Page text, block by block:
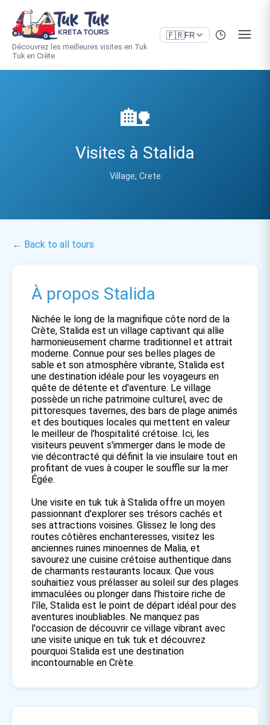
Découvrez les meilleures visites en Tuk
Tuk en Crète
🇫🇷FR
🏡
Visites à Stalida
Village, Crete
← Back to all tours
À propos Stalida
Nichée le long de la magnifique côte nord de la
Crète, Stalida est un village captivant qui allie
harmonieusement charme traditionnel et attrait
moderne. Connue pour ses belles plages de
sable et son atmosphère vibrante, Stalida est
une destination idéale pour les voyageurs en
quête de détente et d'aventure. Le village
possède un riche patrimoine culturel, avec de
pittoresques tavernes, des bars de plage animés
et des boutiques locales qui mettent en valeur
le meilleur de l'hospitalité crétoise. Ici, les
visiteurs peuvent s'immerger dans le mode de
vie décontracté qui définit la vie insulaire tout en
profitant de vues à couper le souffle sur la mer
Égée.
Une visite en tuk tuk à Stalida offre un moyen
passionnant d'explorer ses trésors cachés et
ses attractions voisines. Glissez le long des
routes côtières enchanteresses, visitez les
anciennes ruines minoennes de Malia, et
savourez une cuisine crétoise authentique dans
de charmants restaurants locaux. Que vous
souhaitiez vous prélasser au soleil sur des plages
immaculées ou plonger dans l'histoire riche de
l'île, Stalida est le point de départ idéal pour des
aventures inoubliables. Ne manquez pas
l'occasion de découvrir ce village vibrant avec
une visite unique en tuk tuk et découvrez
pourquoi Stalida est une destination
incontournable en Crète.